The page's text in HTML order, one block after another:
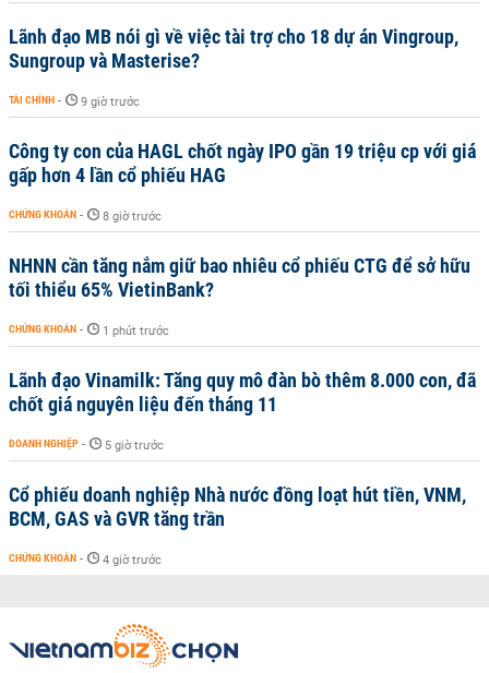
Lãnh đạo MB nói gì về việc tài trợ cho 18 dự án Vingroup,
Sungroup và Masterise?
TÀI CHÍNH - 9 giờ trước
Công ty con của HAGL chốt ngày IPO gần 19 triệu cp với giá
gấp hơn 4 lần cổ phiếu HAG
CHỨNG KHOÁN - 8 giờ trước
NHNN cần tăng nắm giữ bao nhiêu cổ phiếu CTG để sở hữu
tối thiểu 65% VietinBank?
CHỨNG KHOÁN - 1 phút trước
Lãnh đạo Vinamilk: Tăng quy mô đàn bò thêm 8.000 con, đã
chốt giá nguyên liệu đến tháng 11
DOANH NGHIỆP - 5 giờ trước
Cổ phiếu doanh nghiệp Nhà nước đồng loạt hút tiền, VNM,
BCM, GAS và GVR tăng trần
CHỨNG KHOÁN - 4 giờ trước